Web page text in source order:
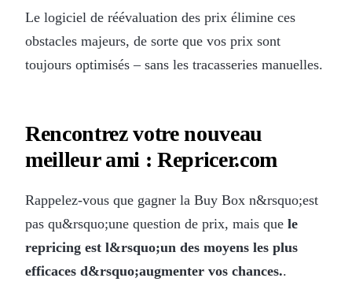
Le logiciel de réévaluation des prix élimine ces
obstacles majeurs, de sorte que vos prix sont
toujours optimisés – sans les tracasseries manuelles.
Rencontrez votre nouveau
meilleur ami : Repricer.com
Rappelez-vous que gagner la Buy Box n&rsquo;est
pas qu&rsquo;une question de prix, mais que le
repricing est l&rsquo;un des moyens les plus
efficaces d&rsquo;augmenter vos chances..